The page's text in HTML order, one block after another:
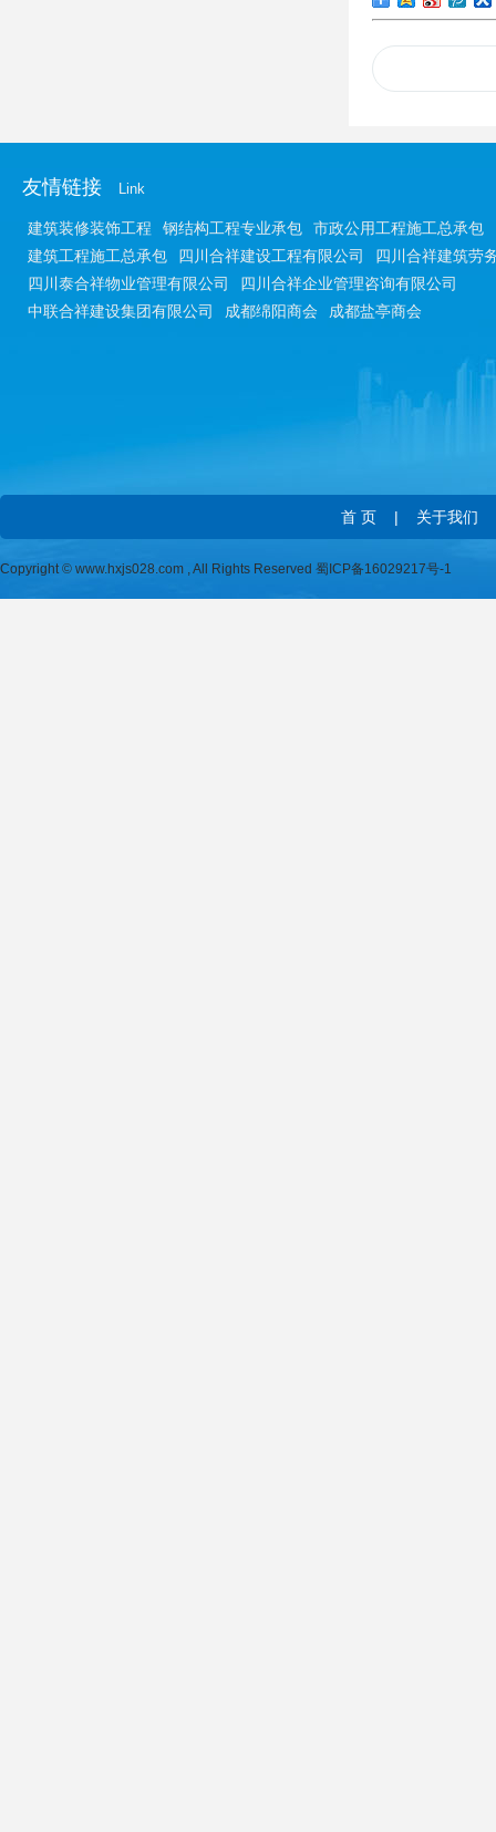
友情链接 Link
建筑装修装饰工程 钢结构工程专业承包
市政公用工程施工总承包
建筑工程施工总承包
四川合祥建设工程有限公司
四川合祥建筑劳
四川泰合祥物业管理有限公司
四川合祥企业管理咨询有限公司
中联合祥建设集团有限公司
成都绵阳商会 成都盐亭商会
首 页 | 关于我们
Copyright © www.hxjs028.com , All Rights Reserved 蜀ICP备16029217号-1